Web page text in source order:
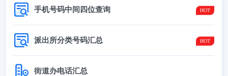
手机号码中间四位查询
派出所分类号码汇总
街道办电话汇总